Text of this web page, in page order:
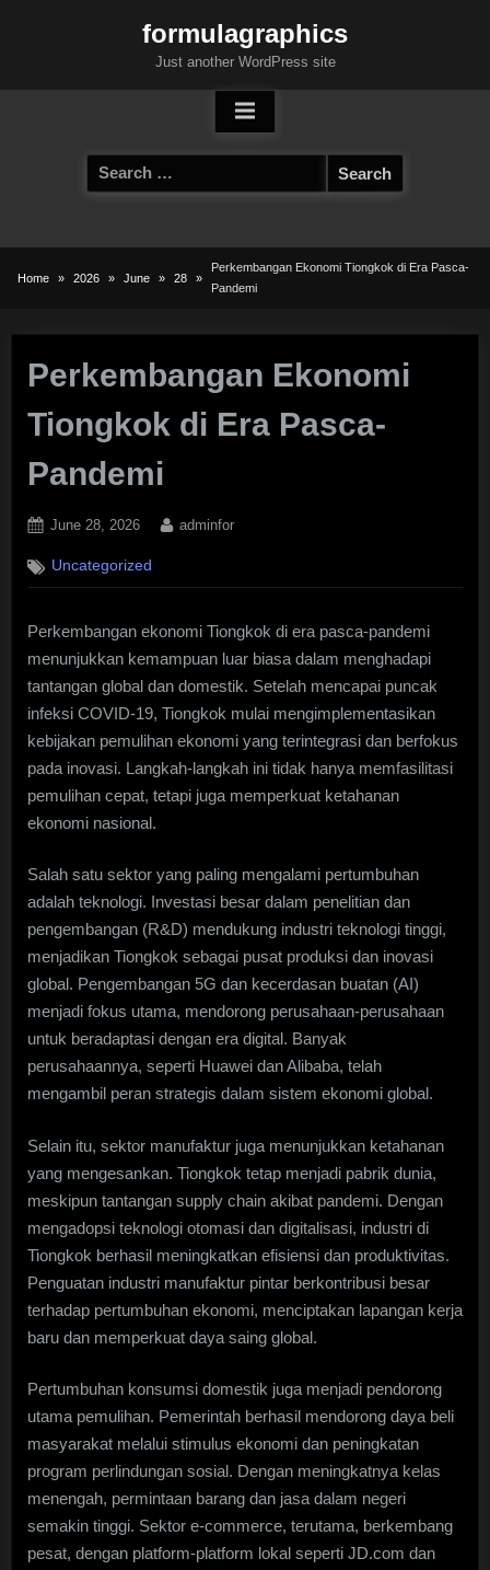
formulagraphics
Just another WordPress site
Search
for:
Home 2026 June 28
Perkembangan Ekonomi Tiongkok di Era Pasca-
Pandemi
Perkembangan Ekonomi
Tiongkok di Era Pasca-
Pandemi
Posted
June 28, 2026 By
adminfor
Uncategorized
Perkembangan ekonomi Tiongkok di era pasca-pandemi
menunjukkan kemampuan luar biasa dalam menghadapi
tantangan global dan domestik. Setelah mencapai puncak
infeksi COVID-19, Tiongkok mulai mengimplementasikan
kebijakan pemulihan ekonomi yang terintegrasi dan berfokus
pada inovasi. Langkah-langkah ini tidak hanya memfasilitasi
pemulihan cepat, tetapi juga memperkuat ketahanan
ekonomi nasional.
Salah satu sektor yang paling mengalami pertumbuhan
adalah teknologi. Investasi besar dalam penelitian dan
pengembangan (R&D) mendukung industri teknologi tinggi,
menjadikan Tiongkok sebagai pusat produksi dan inovasi
global. Pengembangan 5G dan kecerdasan buatan (AI)
menjadi fokus utama, mendorong perusahaan-perusahaan
untuk beradaptasi dengan era digital. Banyak
perusahaannya, seperti Huawei dan Alibaba, telah
mengambil peran strategis dalam sistem ekonomi global.
Selain itu, sektor manufaktur juga menunjukkan ketahanan
yang mengesankan. Tiongkok tetap menjadi pabrik dunia,
meskipun tantangan supply chain akibat pandemi. Dengan
mengadopsi teknologi otomasi dan digitalisasi, industri di
Tiongkok berhasil meningkatkan efisiensi dan produktivitas.
Penguatan industri manufaktur pintar berkontribusi besar
terhadap pertumbuhan ekonomi, menciptakan lapangan kerja
baru dan memperkuat daya saing global.
Pertumbuhan konsumsi domestik juga menjadi pendorong
utama pemulihan. Pemerintah berhasil mendorong daya beli
masyarakat melalui stimulus ekonomi dan peningkatan
program perlindungan sosial. Dengan meningkatnya kelas
menengah, permintaan barang dan jasa dalam negeri
semakin tinggi. Sektor e-commerce, terutama, berkembang
pesat, dengan platform-platform lokal seperti JD.com dan